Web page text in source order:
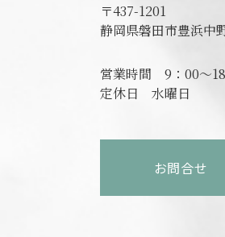
〒437-1201
静岡県磐田市豊浜中
営業時間 9：00～
定休日 水曜日
お問合せ